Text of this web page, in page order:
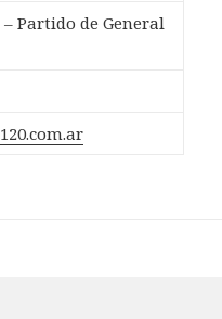
– Partido de General